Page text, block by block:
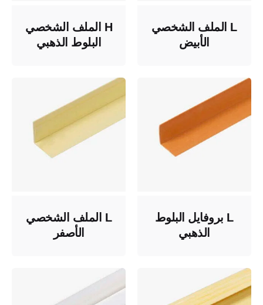
H الملف الشخصي
البلوط الذهبي
L الملف الشخصي
الأبيض
L الملف الشخصي
الأصفر
L بروفايل البلوط
الذهبي